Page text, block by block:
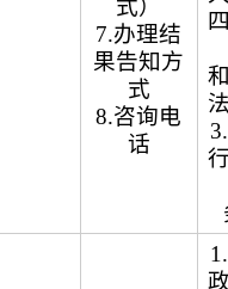
式）
7.办理结
果告知方
式
8.咨询电
话